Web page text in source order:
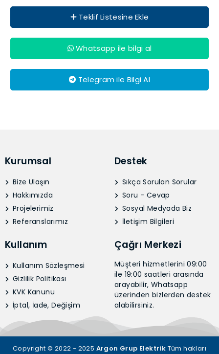
Teklif Listesine Ekle
Whatsapp ile bilgi al
Telegram ile Bilgi Al
Kurumsal
Bize Ulaşın
Hakkımızda
Projelerimiz
Referanslarımız
Destek
Sıkça Sorulan Sorular
Soru - Cevap
Sosyal Medyada Biz
İletişim Bilgileri
Kullanım
Kullanım Sözleşmesi
Gizlilik Politikası
KVK Kanunu
İptal, İade, Değişim
Çağrı Merkezi
Müşteri hizmetlerini 09:00
ile 19:00 saatleri arasında
arayabilir, Whatsapp
üzerinden bizlerden destek
alabilirsiniz.
Copyright © 2022 - 2025 Argon Grup Elektrik Tüm hakları